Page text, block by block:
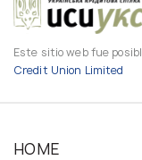
Este sitio web fue
Credit Union Limited
HOME